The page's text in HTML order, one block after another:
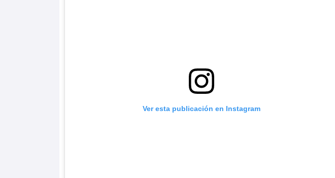
Ver esta publicación en Instagram